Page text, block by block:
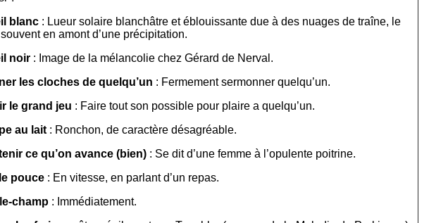
blanc : Lueur solaire blanchâtre et éblouissante due à des nuages de traîne, le
en amont d’une précipitation.
noir : Image de la mélancolie chez Gérard de Nerval.
les cloches de quelqu’un : Fermement sermonner quelqu’un.
le grand jeu : Faire tout son possible pour plaire a quelqu’un.
au lait : Ronchon, de caractère désagréable.
ce qu’on avance (bien) : Se dit d’une femme à l’opulente poitrine.
pouce : En vitesse, en parlant d’un repas.
champ : Immédiatement.